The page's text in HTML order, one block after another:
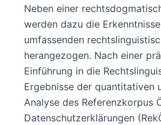
Neben einer
werden dazu die
umfassenden
herangezogen. Nach einer
Einführung in die
Ergebnisse der quantitativen
Analyse des Referenzkorpus
Datenschutzerklärungen